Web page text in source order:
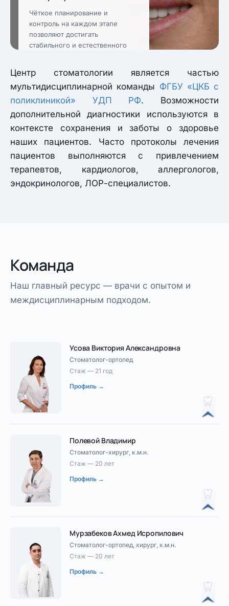
Чёткое планирование и
контроль на каждом этапе
позволяют достигать
стабильного и естественного
Центр стоматологии является частью
мультидисциплинарной команды ФГБУ «ЦКБ с
поликлиникой» УДП РФ. Возможности
дополнительной диагностики используются в
контексте сохранения и заботы о здоровье
наших пациентов. Часто протоколы лечения
пациентов выполняются с привлечением
терапевтов, кардиологов, аллергологов,
эндокринологов, ЛОР-специалистов.
Команда
Наш главный ресурс — врачи с опытом и
междисциплинарным подходом.
Усова Виктория Александровна
Стоматолог-ортопед
Стаж — 21 год
Профиль →
Полевой Владимир
Стоматолог-хирург, к.м.н.
Стаж — 20 лет
Профиль →
Мурзабеков Ахмед Исропилович
Стоматолог-ортопед, хирург, к.м.н.
Стаж — 20 лет
Профиль →